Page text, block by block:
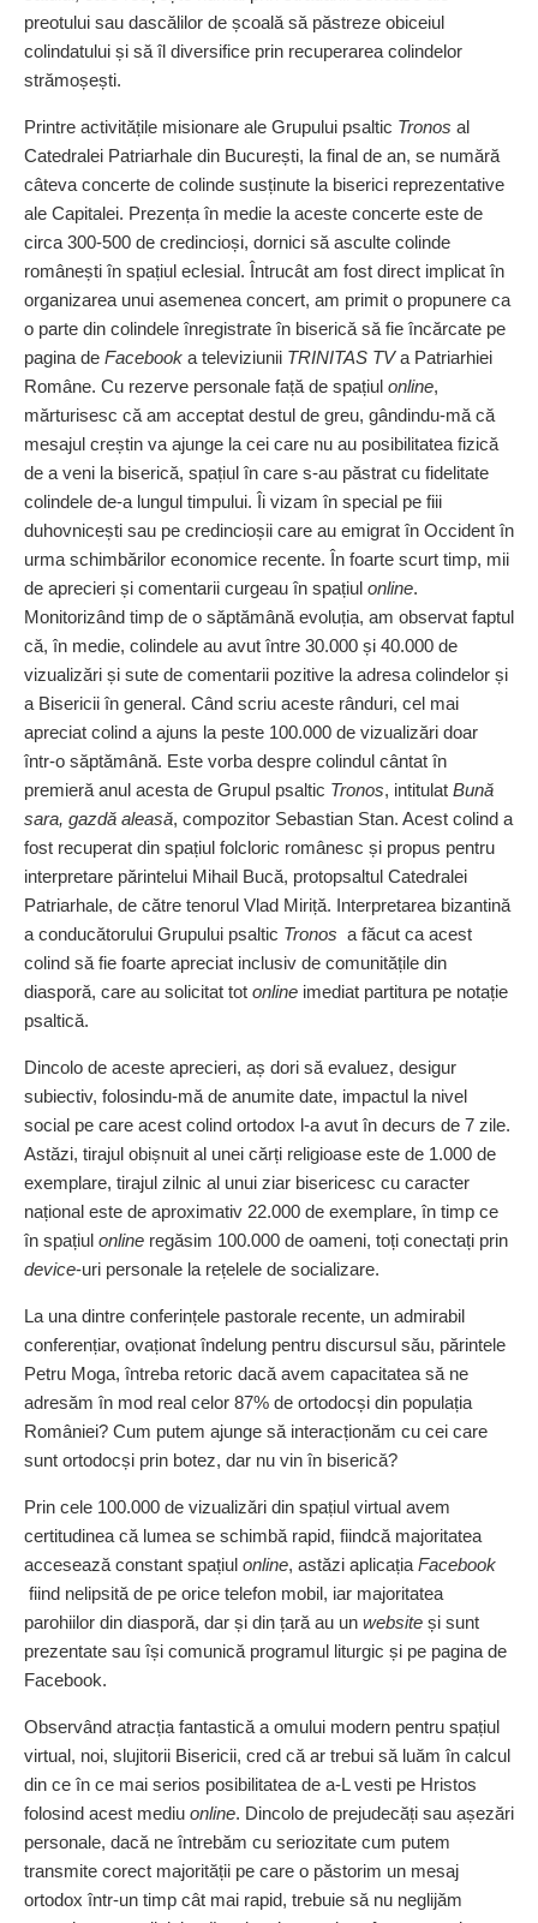
preotului sau dascălilor de școală să păstreze obiceiul
colindatului și să îl diversifice prin recuperarea colindelor
strămoșești.
Printre activitățile misionare ale Grupului psaltic Tronos al
Catedralei Patriarhale din Bucu­rești, la final de an, se numără
câteva concerte de colinde susți­nute la biserici reprezentative
ale Capitalei. Prezența în medie la aceste concerte este de
circa 300‑500 de credincioși, dornici să asculte colinde
românești în spa­țiul eclesial. Întrucât am fost direct implicat în
organizarea unui asemenea concert, am primit o propunere ca
o parte din colindele înregistrate în biserică să fie încărcate pe
pagina de Facebook a televiziunii TRINITAS TVa Patriarhiei
Române. Cu rezerve personale față de spațiul online,
mărturisesc că am acceptat destul de greu, gândindu‑mă că
mesajul creștin va ajunge la cei care nu au posibilitatea fizică
de a veni la biserică, spațiul în care s‑au păstrat cu fidelitate
colindele de‑a lungul timpului. Îi vizam în special pe fiii
duhovnicești sau pe credincioșii care au emigrat în Occident în
urma schimbărilor economice recente. În foarte scurt timp, mii
de aprecieri și comentarii curgeau în spațiul online.
Monitorizând timp de o săptămână evoluția, am observat faptul
că, în medie, colindele au avut între 30.000 și 40.000 de
vizualizări și sute de comentarii pozitive la adresa colindelor și
a Bisericii în general. Când scriu aceste rânduri, cel mai
apreciat colind a ajuns la peste 100.000 de vizualizări doar
într‑o săptămână. Este vorba despre colindul cântat în
premieră anul acesta de Grupul psaltic Tronos, intitulat Bună
sara, gazdă aleasă, compozitor Sebastian Stan. Acest colind a
fost recuperat din spațiul folcloric românesc și propus pentru
interpretare părintelui Mihail Bucă, protopsaltul Catedralei
Patriarhale, de către tenorul Vlad Miriță. Interpretarea bizantină
a conducătorului Grupului psaltic Tronos a făcut ca acest
colind să fie foarte apreciat inclusiv de comunitățile din
diasporă, care au solicitat tot online imediat partitura pe no­tație
psaltică.
Dincolo de aceste aprecieri, aș dori să evaluez, desigur
subiectiv, folosindu‑mă de anumite date, impactul la nivel
social pe care acest colind ortodox l‑a avut în decurs de 7 zile.
Astăzi, tirajul obișnuit al unei cărți religioase este de 1.000 de
exemplare, tirajul zilnic al unui ziar bisericesc cu caracter
național este de aproximativ 22.000 de exemplare, în timp ce
în spațiul online regăsim 100.000 de oameni, toți conectați prin
device‑uri personale la rețe­lele de socializare.
La una dintre conferințele pastorale recente, un admirabil
conferențiar, ova­ționat îndelung pentru discursul său, părintele
Petru Moga, întreba retoric dacă avem capacitatea să ne
adresăm în mod real celor 87% de orto­docși din populația
României? Cum putem ajunge să inter­acționăm cu cei care
sunt orto­docși prin botez, dar nu vin în biserică?
Prin cele 100.000 de vizualizări din spațiul virtual avem
certitudinea că lumea se schimbă rapid, fiindcă majoritatea
accesează constant spa­țiul online, astăzi aplicația Facebook
fiind nelipsită de pe orice telefon mobil, iar majoritatea
parohiilor din diasporă, dar și din țară au un website și sunt
prezentate sau își comunică programul liturgic și pe pagina de
Facebook.
Observând atracția fantastică a omului modern pentru spațiul
virtual, noi, slujitorii Bisericii, cred că ar trebui să luăm în calcul
din ce în ce mai serios posibilitatea de a‑L vesti pe Hristos
folosind acest mediu online. Dincolo de prejudecăți sau așezări
personale, dacă ne întrebăm cu seriozitate cum putem
transmite corect ma­jorității pe care o păstorim un mesaj
ortodox într‑un timp cât mai rapid, trebuie să nu neglijăm